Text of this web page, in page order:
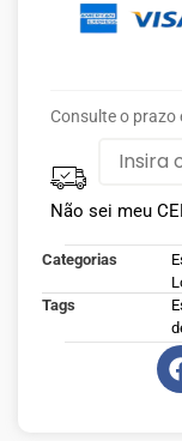
Consulte o prazo
Não sei meu
Categorias
Tags